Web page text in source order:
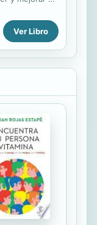
medieval
lejanos
panteísta
de la oración y
la palabra
de fe
santos o de
Merton
la oración
un profundo
libro al
Ver Libro